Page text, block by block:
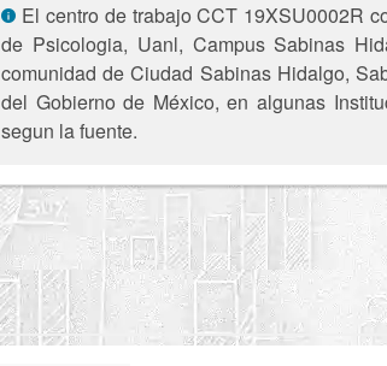
El centro de trabajo CCT 19XSU0002R
de Psicologia, Uanl, Campus Sabinas
comunidad de Ciudad Sabinas Hidalgo,
del Gobierno de México, en algunas
segun la fuente.